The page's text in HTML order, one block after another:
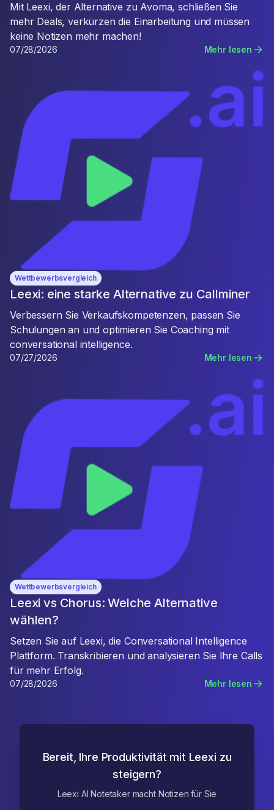
Mit Leexi, der Alternative zu Avoma, schließen Sie
mehr Deals, verkürzen die Einarbeitung und müssen
keine Notizen mehr machen!
07/28/2026 Mehr lesen
Wettbewerbsvergleich
Leexi: eine starke Alternative zu Callminer
Verbessern Sie Verkaufskompetenzen, passen Sie
Schulungen an und optimieren Sie Coaching mit
conversational intelligence.
07/27/2026 Mehr lesen
Wettbewerbsvergleich
Leexi vs Chorus: Welche Alternative
wählen?
Setzen Sie auf Leexi, die Conversational Intelligence
Plattform. Transkribieren und analysieren Sie Ihre Calls
für mehr Erfolg.
07/28/2026 Mehr lesen
Bereit, Ihre Produktivität mit Leexi zu
steigern?
Leexi AI Notetaker macht Notizen für Sie